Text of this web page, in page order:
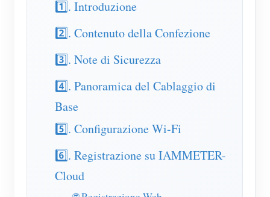
Caricatore EV
Simulatore IAMMETER
Misuratore virtuale
Applicazioni
Monitor energetico per sistema solare FV
Monitor del consumo elettrico
Sistema di controllo del riscaldatore FV
Domotica
Negozio
Risorse
Guida rapida del prodotto
Community
1️⃣. Introduzione
2️⃣. Contenuto della Confezione
3️⃣. Note di Sicurezza
4️⃣. Panoramica del Cablaggio di
Base
5️⃣. Configurazione Wi-Fi
6️⃣. Registrazione su IAMMETER-
Cloud